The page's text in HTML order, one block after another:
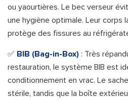
ou yaourtières. Le bec verseur
une hygiène optimale. Leur corps
protège des fissures au
✅ BIB (Bag-in-Box) : Très
restauration, le système BIB est
conditionnement en vrac. Le
stérile, tandis que la boîte